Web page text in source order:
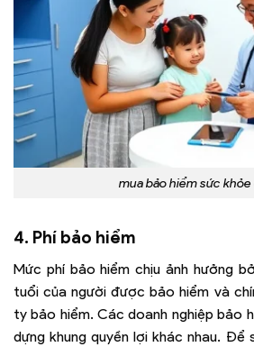
mua bảo hiểm sức khỏe
4. Phí bảo hiểm
Mức phí bảo hiểm chịu ảnh hưởng
tuổi của người được bảo hiểm và
ty bảo hiểm. Các doanh nghiệp bảo
dựng khung quyền lợi khác nhau. Để